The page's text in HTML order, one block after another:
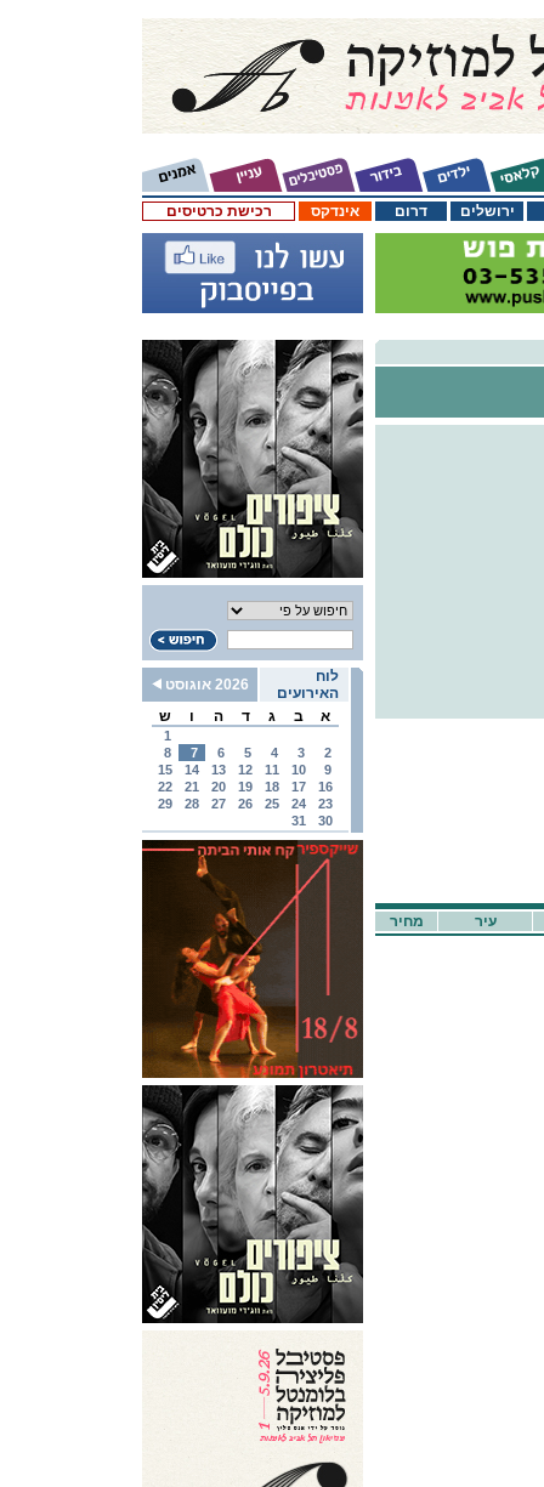
רכישת כרטיסים אינדקס דרום ירושלים
לוח
האירועים
2026 אוגוסט
א
ב ג ד ה ו ש
1
2
3
4
5
6
7
8
9
10
11
12
13
14
15
16
17
18
19
20
21
22
23
24
25
26
27
28
29
30
31
מחיר עיר